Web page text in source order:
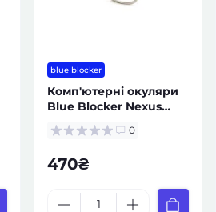
blue blocker
Комп'ютерні окуляри
Blue Blocker Nexus
2259
0
470₴